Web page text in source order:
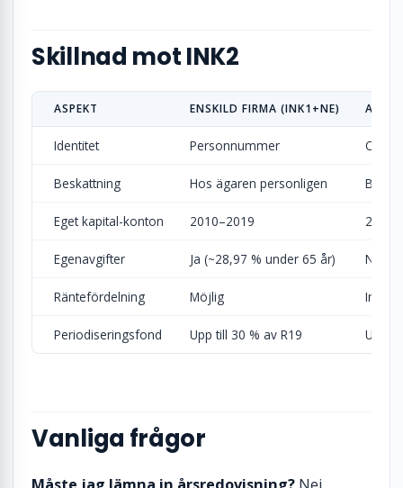
Skillnad mot INK2
ASPEKT ENSKILD FIRMA (INK1+NE)
Identitet Personnummer
Beskattning Hos ägaren personligen
Eget kapital-konton 2010–2019
Egenavgifter Ja (~28,97 % under 65 år) Nej
Räntefördelning Möjlig Inte
Periodiseringsfond Upp till 30 % av R19 Upp
Vanliga frågor
Måste jag lämna in årsredovisning? Nej,